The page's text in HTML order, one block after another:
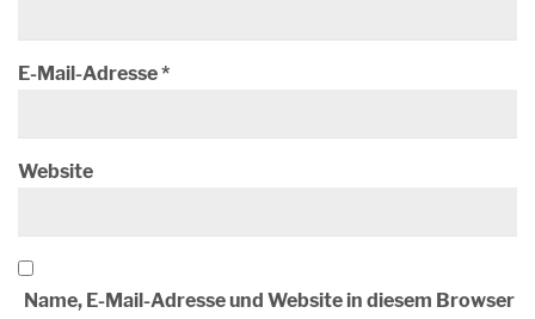
E-Mail-Adresse*
Website
Name, E-Mail-Adresse und Website in diesem Browser